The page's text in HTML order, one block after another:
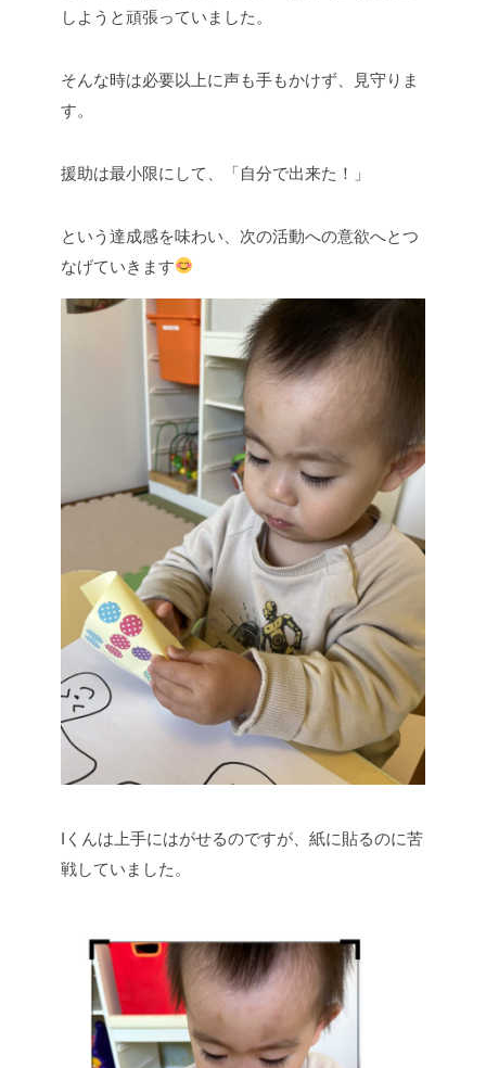
しようと頑張っていました。
そんな時は必要以上に声も手もかけず、見守りま
す。
援助は最小限にして、「自分で出来た！」
という達成感を味わい、次の活動への意欲へとつ
なげていきます
Iくんは上手にはがせるのですが、紙に貼るのに苦
戦していました。